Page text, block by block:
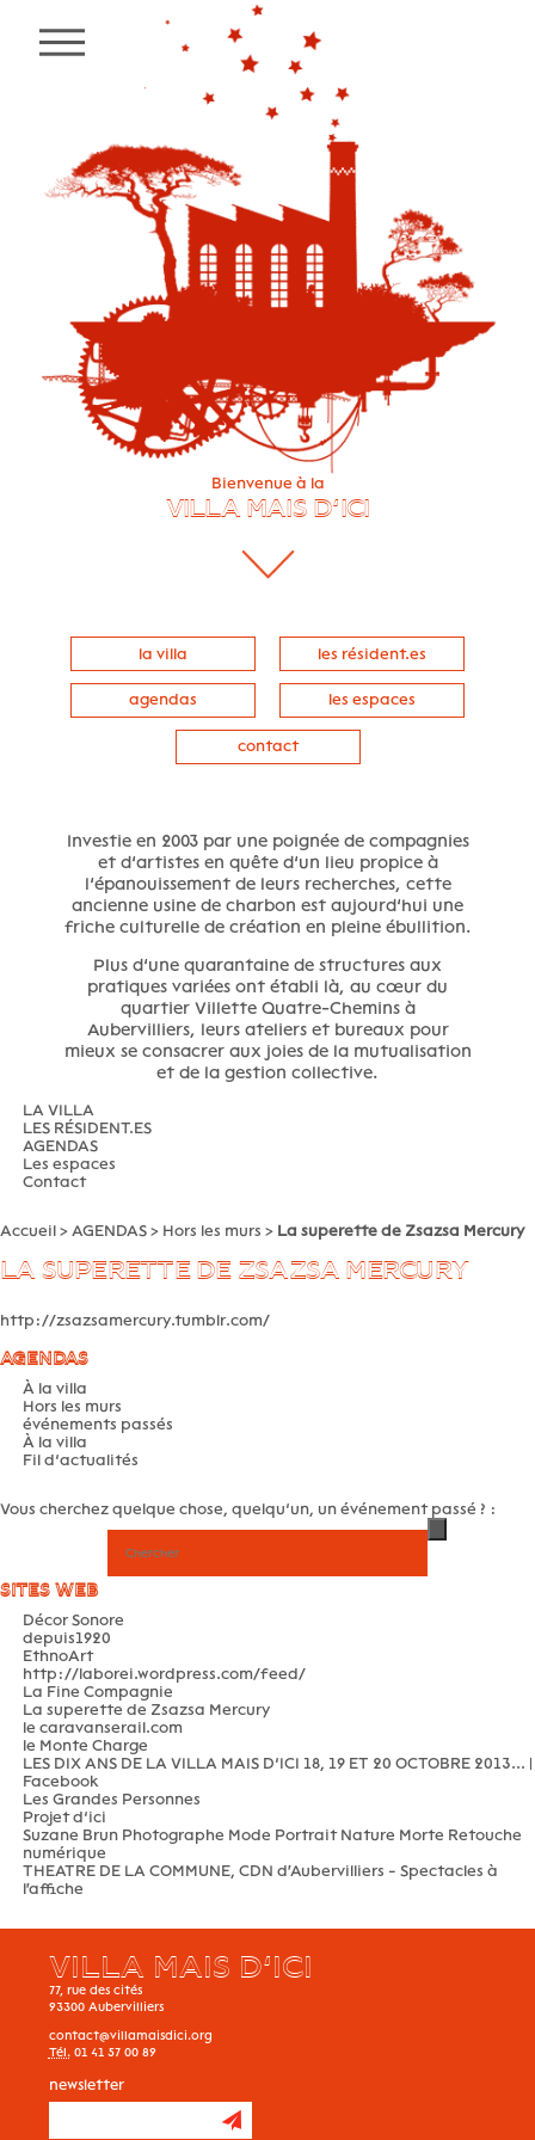
Bienvenue à la
VILLA MAIS D’ICI
la villa les résident.es
agendas les espaces
contact
Investie en 2003 par une poignée de compagnies
et d’artistes en quête d’un lieu propice à
l’épanouissement de leurs recherches, cette
ancienne usine de charbon est aujourd’hui une
friche culturelle de création en pleine ébullition.
Plus d’une quarantaine de structures aux
pratiques variées ont établi là, au cœur du
quartier Villette Quatre-Chemins à
Aubervilliers, leurs ateliers et bureaux pour
mieux se consacrer aux joies de la mutualisation
et de la gestion collective.
MENU
LA VILLA
LES RÉSIDENT.ES
AGENDAS
Les espaces
Contact
Accueil > AGENDAS > Hors les murs > La superette de Zsazsa Mercury
LA SUPERETTE DE ZSAZSA MERCURY
http://zsazsamercury.tumblr.com/
AGENDAS
À la villa
Hors les murs
événements passés
À la villa
Fil d’actualités
Vous cherchez quelque chose, quelqu’un, un événement passé ? :
SITES WEB
Décor Sonore
depuis1920
EthnoArt
http://laborei.wordpress.com/feed/
La Fine Compagnie
La superette de Zsazsa Mercury
le caravanserail.com
le Monte Charge
LES DIX ANS DE LA VILLA MAIS D’ICI 18, 19 ET 20 OCTOBRE 2013... |
Facebook
Les Grandes Personnes
Projet d’ici
Suzane Brun Photographe Mode Portrait Nature Morte Retouche
numérique
THEATRE DE LA COMMUNE, CDN d'Aubervilliers - Spectacles à
l'affiche
newsletter
VILLA MAIS D’ICI
77, rue des cités
93300 Aubervilliers
contact@villamaisdici.org
Tél. 01 41 57 00 89